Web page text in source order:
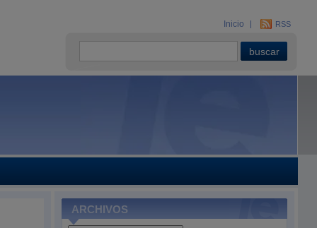
Inicio RSS
ARCHIVOS